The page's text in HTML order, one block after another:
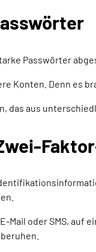
Passwörter
Konten. Denn es
das aus
Mail oder SMS,
beruhen.